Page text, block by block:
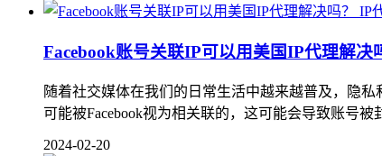
IP
Facebook账号关联IP可以用美国IP代理解决
随着社交媒体在我们的日常生活中越来越普及，隐
可能被Facebook视为相关联的，这可能会导致账号
2024-02-20